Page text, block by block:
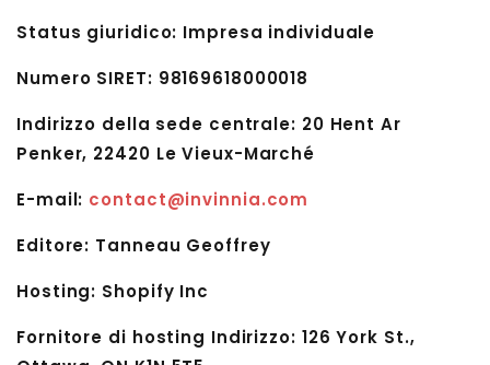
Status giuridico: Impresa individuale
Numero SIRET: 98169618000018
Indirizzo della sede centrale: 20 Hent Ar
Penker, 22420 Le Vieux-Marché
E-mail: contact@invinnia.com
Editore: Tanneau Geoffrey
Hosting: Shopify Inc
Fornitore di hosting Indirizzo: 126 York St.,